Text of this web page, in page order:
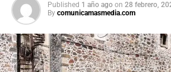
Published 1 año ago on 28 febrero,
By comunicamasmedia.com